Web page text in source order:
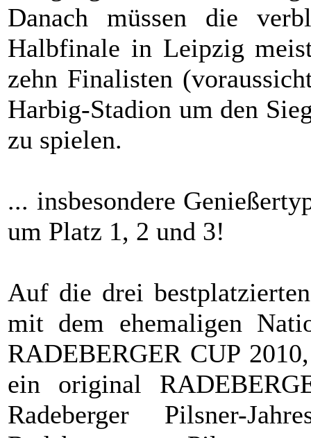
Danach müssen die
Halbfinale in Leipzig
zehn Finalisten
Harbig-Stadion um den
zu spielen.
... insbesondere
um Platz 1, 2 und 3!
Auf die drei
mit dem ehemaligen
RADEBERGER CUP
ein original
Radeberger Pilsner-